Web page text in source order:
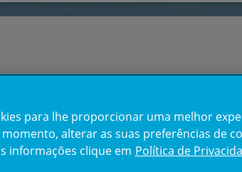
para lhe proporcionar uma melhor
alterar as suas preferências de
informações clique em Política de